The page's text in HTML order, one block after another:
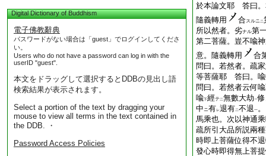
Digital Dictionary of Buddhism
電子佛教辭典
パスワードがない場合は「guest」でログインしてくださ
い。
Users who do not have a password can log in with the
userID "guest".
本文をドラッグして選択するとDDBの見出し語
検索結果が表示されます。
Select a portion of the text by dragging your
mouse to view all terms in the text contained in
the DDB. ・
Password Access Policies
於本論文耶 答曰。
隨義轉用
合スルニ二
所以然者。劣ナル第
第二菩薩。豈不喩
意。隨義轉用
合
問曰。若然者。疏
等菩薩耶 答曰。喩
問曰。若然者云何
喩下經テ二無數大劫一修
中ニ有レ退有二不退一
馬乘也。次以神通
疏所引大品所説兩
時即上菩薩位得不
發心時即得無上菩